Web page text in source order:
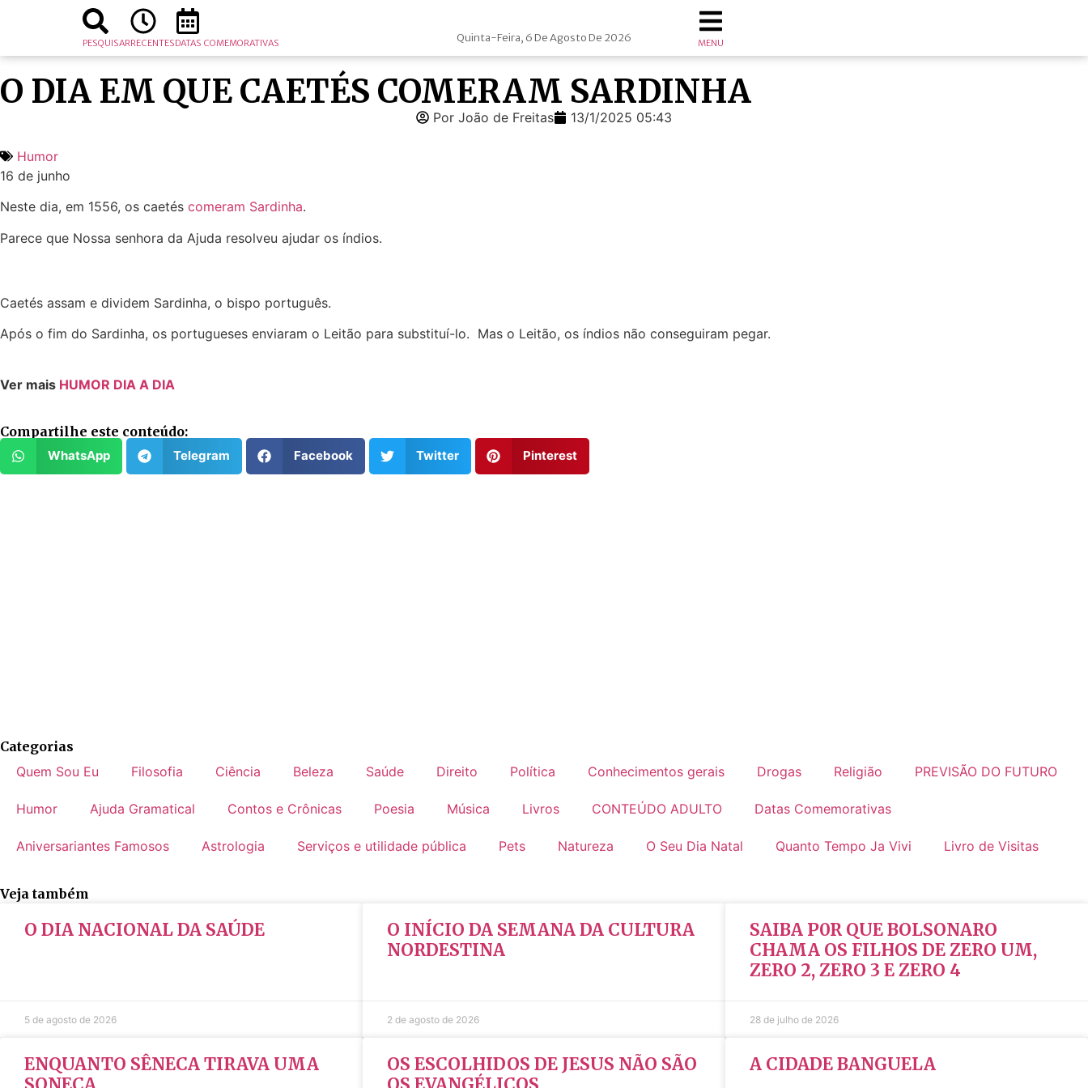
PESQUISARRECENTESDATAS COMEMORATIVAS Quinta-Feira, 6 De Agosto De 2026 MENU
O DIA EM QUE CAETÉS COMERAM SARDINHA
Por João de Freitas 13/1/2025 05:43
Humor
16 de junho
Neste dia, em 1556, os caetés comeram Sardinha.
Parece que Nossa senhora da Ajuda resolveu ajudar os índios.
Caetés assam e dividem Sardinha, o bispo português.
Após o fim do Sardinha, os portugueses enviaram o Leitão para substituí-lo. Mas o Leitão, os índios não conseguiram pegar.
Ver mais HUMOR DIA A DIA
Compartilhe este conteúdo:
WhatsApp Telegram Facebook Twitter Pinterest
Categorias
Quem Sou Eu
Filosofia Ciência Beleza Saúde Direito Política Conhecimentos gerais Drogas Religião PREVISÃO DO FUTURO
Humor Ajuda Gramatical Contos e Crônicas Poesia Música Livros CONTEÚDO ADULTO Datas Comemorativas
Aniversariantes Famosos Astrologia Serviços e utilidade pública Pets Natureza O Seu Dia Natal Quanto Tempo Ja Vivi Livro de Visitas
Veja também
O DIA NACIONAL DA SAÚDE
5 de agosto de 2026
O INÍCIO DA SEMANA DA CULTURA
NORDESTINA
2 de agosto de 2026
SAIBA P0R QUE BOLSONARO
CHAMA OS FILHOS DE ZERO UM,
ZERO 2, ZERO 3 E ZERO 4
28 de julho de 2026
ENQUANTO SÊNECA TIRAVA UMA
OS ESCOLHIDOS DE JESUS NÃO SÃO
A CIDADE BANGUELA